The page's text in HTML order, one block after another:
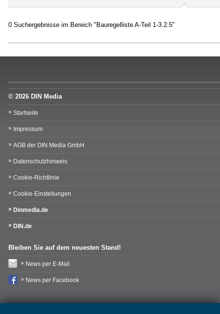
0 Suchergebnisse im Bereich "Bauregelliste A-Teil 1-3.2.5"
© 2026 DIN Media
Startseite
Impressum
AGB der DIN Media GmbH
Datenschutzhinweis
Cookie-Richtlinie
Cookie-Einstellungen
Dinmedia.de
DIN.de
Bleiben Sie auf dem neuesten Stand!
News per E-Mail
News per Facebook